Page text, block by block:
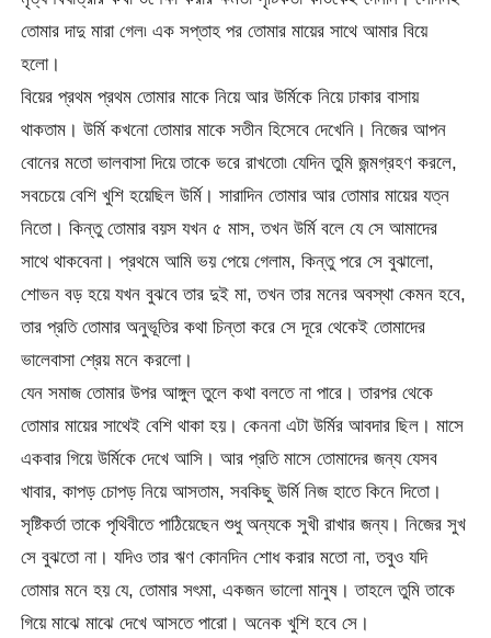
তোমার দাদু মারা গেল৷ এক সপ্তাহ পর তোমার মায়ের সাথে আমার বিয়ে
হলো।
বিয়ের প্রথম প্রথম তোমার মাকে নিয়ে আর উর্মিকে নিয়ে ঢাকার বাসায়
থাকতাম। উর্মি কখনো তোমার মাকে সতীন হিসেবে দেখেনি। নিজের আপন
বোনের মতো ভালবাসা দিয়ে তাকে ভরে রাখতো৷ যেদিন তুমি জন্মগ্রহণ করলে,
সবচেয়ে বেশি খুশি হয়েছিল উর্মি। সারাদিন তোমার আর তোমার মায়ের যত্ন
নিতো। কিন্তু তোমার বয়স যখন ৫ মাস, তখন উর্মি বলে যে সে আমাদের
সাথে থাকবেনা। প্রথমে আমি ভয় পেয়ে গেলাম, কিন্তু পরে সে বুঝালো,
শোভন বড় হয়ে যখন বুঝবে তার দুই মা, তখন তার মনের অবস্থা কেমন হবে,
তার প্রতি তোমার অনুভূতির কথা চিন্তা করে সে দূরে থেকেই তোমাদের
ভালেবাসা শ্রেয় মনে করলো।
যেন সমাজ তোমার উপর আঙ্গুল তুলে কথা বলতে না পারে। তারপর থেকে
তোমার মায়ের সাথেই বেশি থাকা হয়। কেননা এটা উর্মির আবদার ছিল। মাসে
একবার গিয়ে উর্মিকে দেখে আসি। আর প্রতি মাসে তোমাদের জন্য যেসব
খাবার, কাপড় চোপড় নিয়ে আসতাম, সবকিছু উর্মি নিজ হাতে কিনে দিতো।
সৃষ্টিকর্তা তাকে পৃথিবীতে পাঠিয়েছেন শুধু অন্যকে সুখী রাখার জন্য। নিজের সুখ
সে বুঝতো না। যদিও তার ঋণ কোনদিন শোধ করার মতো না, তবুও যদি
তোমার মনে হয় যে, তোমার সৎমা, একজন ভালো মানুষ। তাহলে তুমি তাকে
গিয়ে মাঝে মাঝে দেখে আসতে পারো। অনেক খুশি হবে সে।